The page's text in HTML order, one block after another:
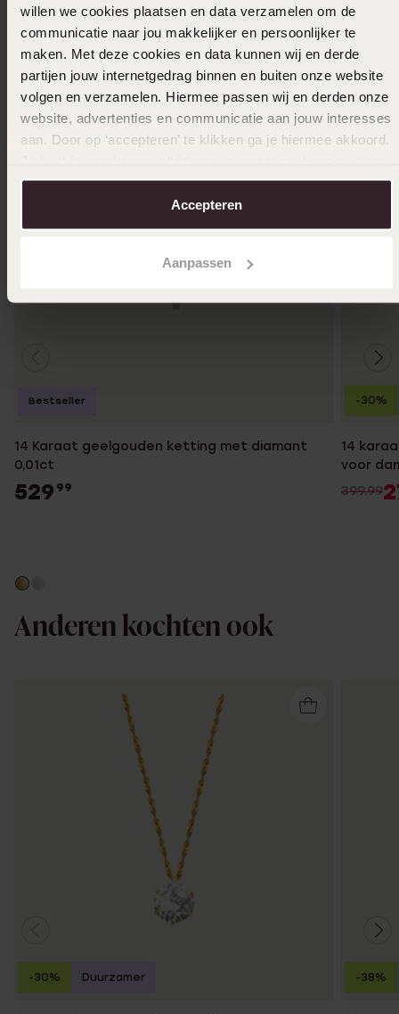
willen we cookies plaatsen en data verzamelen om de
communicatie naar jou makkelijker en persoonlijker te
maken. Met deze cookies en data kunnen wij en derde
partijen jouw internetgedrag binnen en buiten onze website
volgen en verzamelen. Hiermee passen wij en derden onze
website, advertenties en communicatie aan jouw interesses
aan. Door op ‘accepteren’ te klikken ga je hiermee akkoord.
over in onscookiebeleid.
Accepteren
Aanpassen
Ook leuk voor jou
14 Karaat geelgouden ketting met diamant
0,01ct
529 99
Bestseller
14
voor
399.99
-30%
Anderen kochten ook
-30% Duurzamer -38%